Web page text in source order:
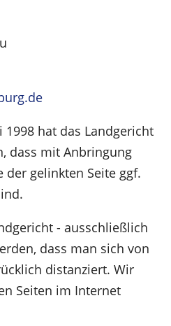
hat das Landgericht
dass mit Anbringung
der gelinkten Seite ggf.
- ausschließlich
dass man sich von
distanziert. Wir
Seiten im Internet